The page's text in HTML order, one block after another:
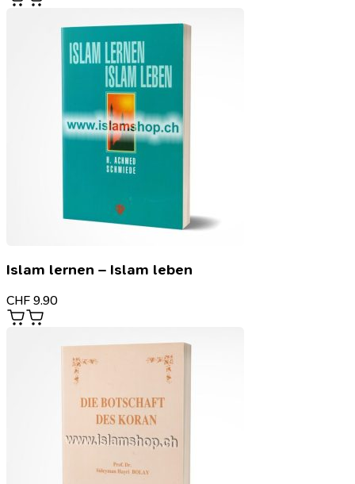
Islam lernen – Islam leben
CHF 9.90